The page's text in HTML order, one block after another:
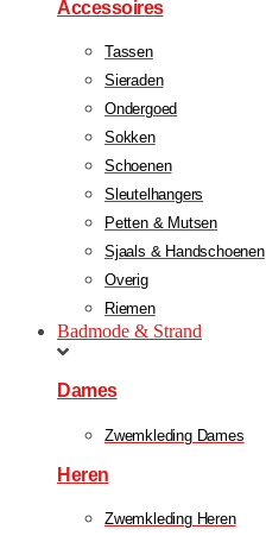
Accessoires
Tassen
Sieraden
Ondergoed
Sokken
Schoenen
Sleutelhangers
Petten & Mutsen
Sjaals & Handschoenen
Overig
Riemen
Badmode & Strand
Dames
Zwemkleding Dames
Heren
Zwemkleding Heren